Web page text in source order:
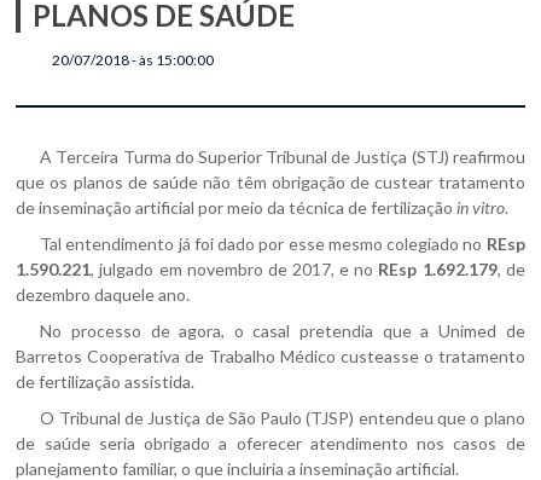
PLANOS DE SAÚDE
20/07/2018 - às 15:00:00
A Terceira Turma do Superior Tribunal de Justiça (STJ) reafirmou
que os planos de saúde não têm obrigação de custear tratamento
de inseminação artificial por meio da técnica de fertilização in vitro.
Tal entendimento já foi dado por esse mesmo colegiado no REsp
1.590.221, julgado em novembro de 2017, e no REsp 1.692.179, de
dezembro daquele ano.
No processo de agora, o casal pretendia que a Unimed de
Barretos Cooperativa de Trabalho Médico custeasse o tratamento
de fertilização assistida.
O Tribunal de Justiça de São Paulo (TJSP) entendeu que o plano
de saúde seria obrigado a oferecer atendimento nos casos de
planejamento familiar, o que incluiria a inseminação artificial.